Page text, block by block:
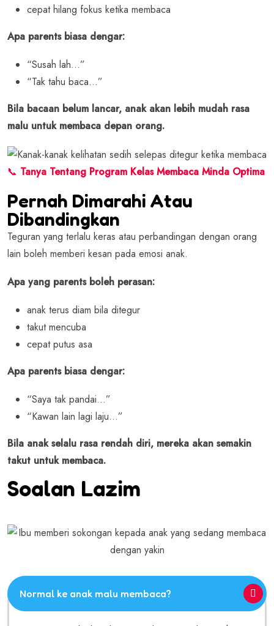
cepat hilang fokus ketika membaca
Apa parents biasa dengar:
“Susah lah…”
“Tak tahu baca…”
Bila bacaan belum lancar, anak akan lebih mudah rasa
malu untuk membaca depan orang.
📞 Tanya Tentang Program Kelas Membaca Minda Optima
Pernah Dimarahi Atau
Dibandingkan
Teguran yang terlalu keras atau perbandingan dengan orang
lain boleh memberi kesan pada emosi anak.
Apa yang parents boleh perasan:
anak terus diam bila ditegur
takut mencuba
cepat putus asa
Apa parents biasa dengar:
“Saya tak pandai…”
“Kawan lain lagi laju…”
Bila anak selalu rasa rendah diri, mereka akan semakin
takut untuk membaca.
Soalan Lazim
Normal ke anak malu membaca?